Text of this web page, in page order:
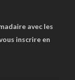
avec les
inscrire en